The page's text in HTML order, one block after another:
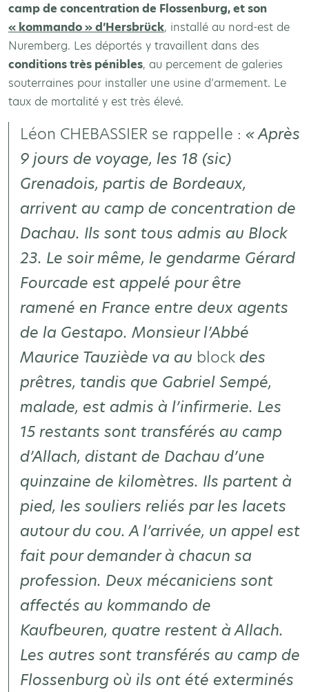
camp de concentration de Flossenburg, et son
« kommando » d’Hersbrück, installé au nord-est de
Nuremberg. Les déportés y travaillent dans des
conditions très pénibles, au percement de galeries
souterraines pour installer une usine d’armement. Le
taux de mortalité y est très élevé.
Léon CHEBASSIER se rappelle : « Après
9 jours de voyage, les 18 (sic)
Grenadois, partis de Bordeaux,
arrivent au camp de concentration de
Dachau. Ils sont tous admis au Block
23. Le soir même, le gendarme Gérard
Fourcade est appelé pour être
ramené en France entre deux agents
de la Gestapo. Monsieur l’Abbé
Maurice Tauziède va au blockdes
prêtres, tandis que Gabriel Sempé,
malade, est admis à l’infirmerie. Les
15 restants sont transférés au camp
d’Allach, distant de Dachau d’une
quinzaine de kilomètres. Ils partent à
pied, les souliers reliés par les lacets
autour du cou. A l’arrivée, un appel est
fait pour demander à chacun sa
profession. Deux mécaniciens sont
affectés au kommando de
Kaufbeuren, quatre restent à Allach.
Les autres sont transférés au camp de
Flossenburg où ils ont été exterminés